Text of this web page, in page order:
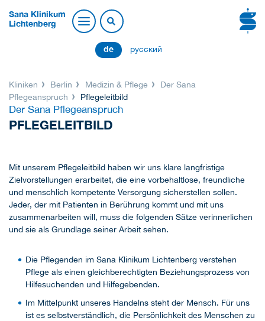
Sana Klinikum
Lichtenberg
de русский
Kliniken Berlin Medizin & Pflege
Der Sana
Pflegeanspruch
Pflegeleitbild
Der Sana Pflegeanspruch
PFLEGELEITBILD
Mit unserem Pflegeleitbild haben wir uns klare langfristige
Zielvorstellungen erarbeitet, die eine vorbehaltlose, freundliche
und menschlich kompetente Versorgung sicherstellen sollen.
Jeder, der mit Patienten in Berührung kommt und mit uns
zusammenarbeiten will, muss die folgenden Sätze verinnerlichen
und sie als Grundlage seiner Arbeit sehen.
Die Pflegenden im Sana Klinikum Lichtenberg verstehen
Pflege als einen gleichberechtigten Beziehungsprozess von
Hilfesuchenden und Hilfegebenden.
Im Mittelpunkt unseres Handelns steht der Mensch. Für uns
ist es selbstverständlich, die Persönlichkeit des Menschen zu